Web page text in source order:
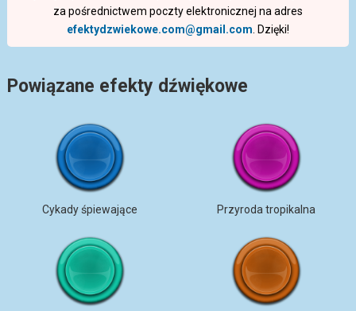
za pośrednictwem poczty elektronicznej na adres
efektydzwiekowe.com@gmail.com . Dzięki!
Powiązane efekty dźwiękowe
Cykady śpiewające Przyroda tropikalna